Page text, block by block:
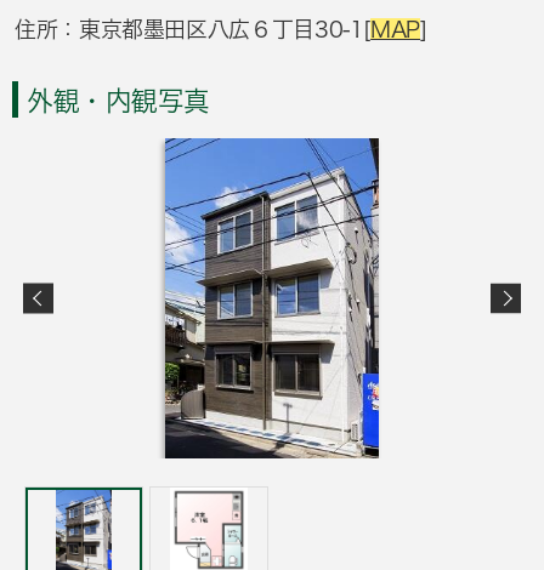
住所：東京都墨田区八広６丁目30-1[MAP]
外観・内観写真